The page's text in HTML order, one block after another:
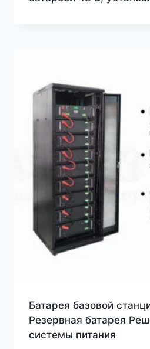
Батарея базовой
Резервная батарея
системы питания